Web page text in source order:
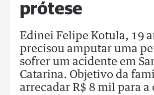
prótese
Edinei Felipe Kotula, 19
precisou amputar uma
sofrer um acidente em
Catarina. Objetivo da
arrecadar R$ 8 mil para a